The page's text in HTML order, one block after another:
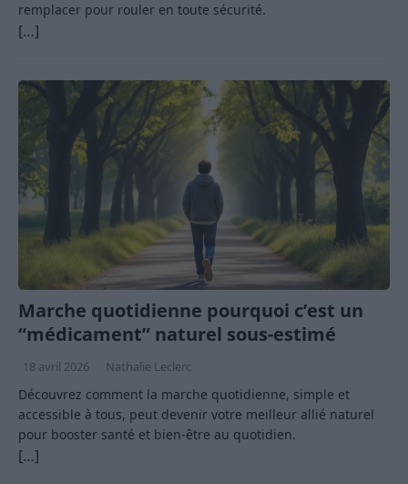
remplacer pour rouler en toute sécurité.
[…]
Marche quotidienne pourquoi c’est un
“médicament” naturel sous-estimé
18 avril 2026 Nathalie Leclerc
Découvrez comment la marche quotidienne, simple et
accessible à tous, peut devenir votre meilleur allié naturel
pour booster santé et bien-être au quotidien.
[…]